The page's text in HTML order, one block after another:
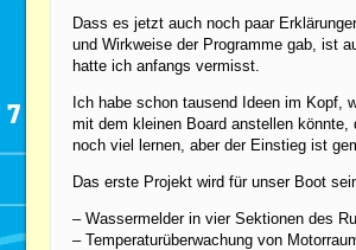
Dass es jetzt auch noch paar
und Wirkweise der Programme gab, ist
hatte ich anfangs vermisst.
Ich habe schon tausend Ideen im Kopf,
mit dem kleinen Board anstellen könnte,
noch viel lernen, aber der Einstieg ist
Das erste Projekt wird für unser Boot
– Wassermelder in vier Sektionen des
– Temperaturüberwachung von